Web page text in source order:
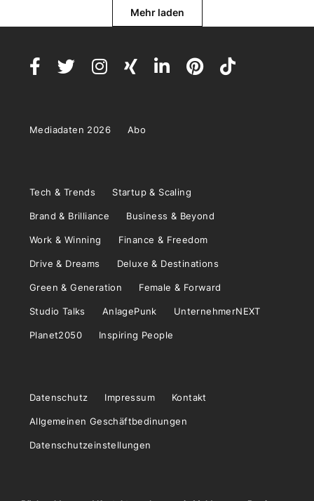
Mehr laden
Mediadaten 2026 Abo
Tech & Trends Startup & Scaling
Brand & Brilliance Business & Beyond
Work & Winning Finance & Freedom
Drive & Dreams Deluxe & Destinations
Green & Generation Female & Forward
Studio Talks AnlagePunk UnternehmerNEXT
Planet2050 Inspiring People
Datenschutz Impressum Kontakt
Allgemeinen Geschäftbedinungen
Datenschutzeinstellungen